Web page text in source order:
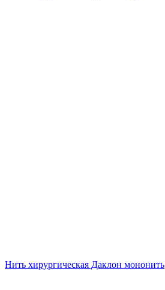
Нить хирургическая Даклон мононить